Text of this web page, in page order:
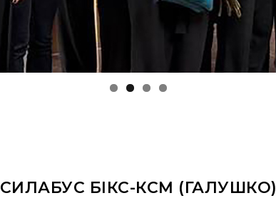
СИЛАБУС БІКС-КСМ (ГАЛУШКО)